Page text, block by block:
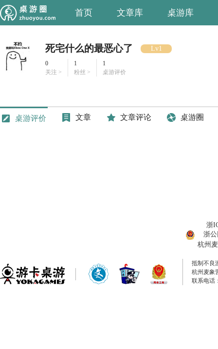
首页 文章库 桌游库
死宅什么的最恶心了 Lv1
0
关注 >
1
粉丝 >
1
桌游评价
桌游评价 文章 文章评论 桌游圈
浙
浙公
杭州
抵制不良
杭州麦象
联系电话